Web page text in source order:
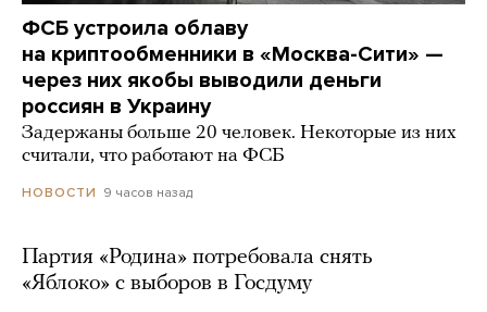
ФСБ устроила облаву
на криптообменники в «Москва-Сити» —
через них якобы выводили деньги
россиян в Украину
Задержаны больше 20 человек. Некоторые из них
считали, что работают на ФСБ
НОВОСТИ 9 часов назад
Партия «Родина» потребовала снять
«Яблоко» с выборов в Госдуму